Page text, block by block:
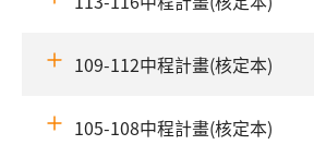
109-112中程計畫(核定本)
105-108中程計畫(核定本)